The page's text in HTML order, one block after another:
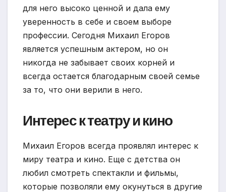
для него высоко ценной и дала ему
уверенность в себе и своем выборе
профессии. Сегодня Михаил Егоров
является успешным актером, но он
никогда не забывает своих корней и
всегда остается благодарным своей семье
за то, что они верили в него.
Интерес к театру и кино
Михаил Егоров всегда проявлял интерес к
миру театра и кино. Еще с детства он
любил смотреть спектакли и фильмы,
которые позволяли ему окунуться в другие